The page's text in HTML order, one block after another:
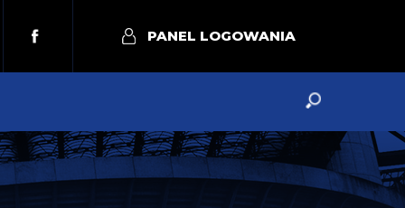
PANEL LOGOWANIA